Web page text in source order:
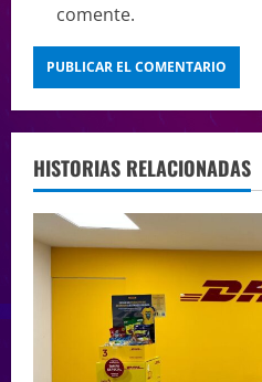
comente.
HISTORIAS RELACIONADAS